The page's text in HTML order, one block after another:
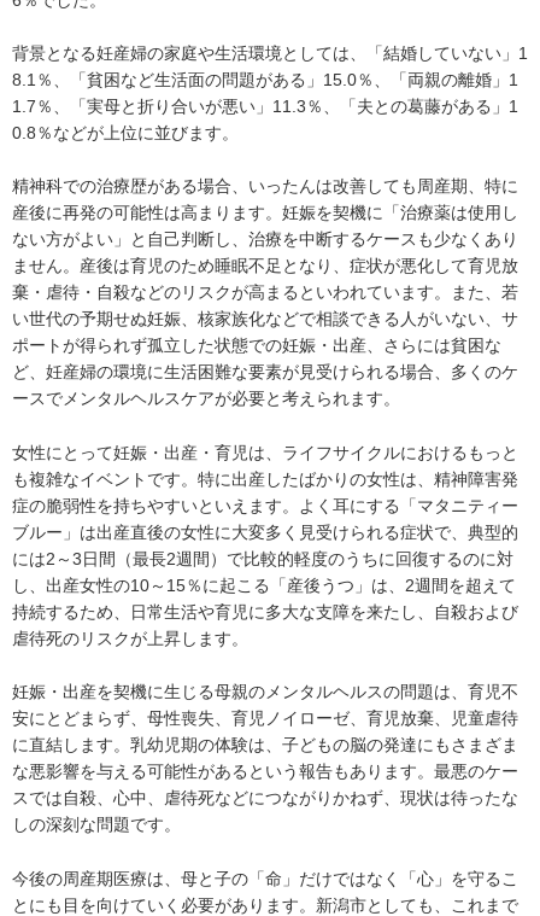
背景となる妊産婦の家庭や生活環境としては、「結婚していない」1
8.1％、「貧困など生活面の問題がある」15.0％、「両親の離婚」1
1.7％、「実母と折り合いが悪い」11.3％、「夫との葛藤がある」1
0.8％などが上位に並びます。
精神科での治療歴がある場合、いったんは改善しても周産期、特に
産後に再発の可能性は高まります。妊娠を契機に「治療薬は使用し
ない方がよい」と自己判断し、治療を中断するケースも少なくあり
ません。産後は育児のため睡眠不足となり、症状が悪化して育児放
棄・虐待・自殺などのリスクが高まるといわれています。また、若
い世代の予期せぬ妊娠、核家族化などで相談できる人がいない、サ
ポートが得られず孤立した状態での妊娠・出産、さらには貧困な
ど、妊産婦の環境に生活困難な要素が見受けられる場合、多くのケ
ースでメンタルヘルスケアが必要と考えられます。
女性にとって妊娠・出産・育児は、ライフサイクルにおけるもっと
も複雑なイベントです。特に出産したばかりの女性は、精神障害発
症の脆弱性を持ちやすいといえます。よく耳にする「マタニティー
ブルー」は出産直後の女性に大変多く見受けられる症状で、典型的
には2～3日間（最長2週間）で比較的軽度のうちに回復するのに対
し、出産女性の10～15％に起こる「産後うつ」は、2週間を超えて
持続するため、日常生活や育児に多大な支障を来たし、自殺および
虐待死のリスクが上昇します。
妊娠・出産を契機に生じる母親のメンタルヘルスの問題は、育児不
安にとどまらず、母性喪失、育児ノイローゼ、育児放棄、児童虐待
に直結します。乳幼児期の体験は、子どもの脳の発達にもさまざま
な悪影響を与える可能性があるという報告もあります。最悪のケー
スでは自殺、心中、虐待死などにつながりかねず、現状は待ったな
しの深刻な問題です。
今後の周産期医療は、母と子の「命」だけではなく「心」を守るこ
とにも目を向けていく必要があります。新潟市としても、これまで